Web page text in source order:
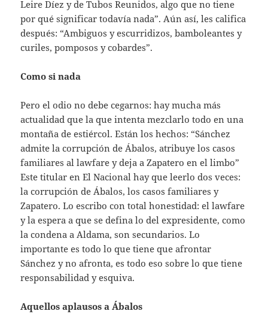
Leire Díez y de Tubos Reunidos, algo que no tiene
por qué significar todavía nada”. Aún así, les califica
después: “Ambiguos y escurridizos, bamboleantes y
curiles, pomposos y cobardes”.
Como si nada
Pero el odio no debe cegarnos: hay mucha más
actualidad que la que intenta mezclarlo todo en una
montaña de estiércol. Están los hechos: “Sánchez
admite la corrupción de Ábalos, atribuye los casos
familiares al lawfare y deja a Zapatero en el limbo”
Este titular en El Nacional hay que leerlo dos veces:
la corrupción de Ábalos, los casos familiares y
Zapatero. Lo escribo con total honestidad: el lawfare
y la espera a que se defina lo del expresidente, como
la condena a Aldama, son secundarios. Lo
importante es todo lo que tiene que afrontar
Sánchez y no afronta, es todo eso sobre lo que tiene
responsabilidad y esquiva.
Aquellos aplausos a Ábalos